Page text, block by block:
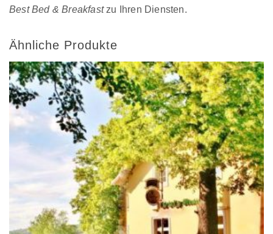
Best Bed & Breakfastzu Ihren Diensten.
Ähnliche Produkte